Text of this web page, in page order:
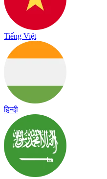
Tiếng Việt
हिन्दी